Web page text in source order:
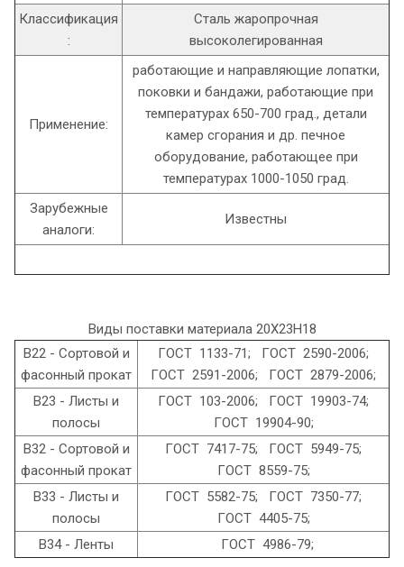
Классификация
:
Сталь жаропрочная
высоколегированная
Применение:
работающие и направляющие лопатки,
поковки и бандажи, работающие при
температурах 650-700 град., детали
камер сгорания и др. печное
оборудование, работающее при
температурах 1000-1050 град.
Зарубежные
аналоги:
Известны
Виды поставки материала 20Х23Н18
В22 - Сортовой и
фасонный прокат
ГОСТ 1133-71; ГОСТ 2590-2006;
ГОСТ 2591-2006; ГОСТ 2879-2006;
В23 - Листы и
полосы
ГОСТ 103-2006; ГОСТ 19903-74;
ГОСТ 19904-90;
В32 - Сортовой и
фасонный прокат
ГОСТ 7417-75; ГОСТ 5949-75;
ГОСТ 8559-75;
В33 - Листы и
полосы
ГОСТ 5582-75; ГОСТ 7350-77;
ГОСТ 4405-75;
В34 - Ленты
ГОСТ 4986-79;